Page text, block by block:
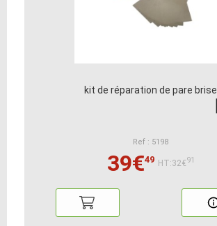
kit de réparation de pare brise
Ref : 5198
39€49 HT:32€91